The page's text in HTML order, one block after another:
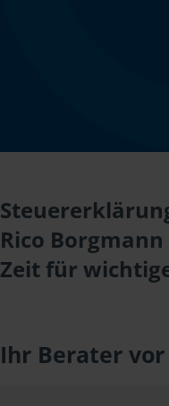
Rico
Zeit für
Ihr Berater